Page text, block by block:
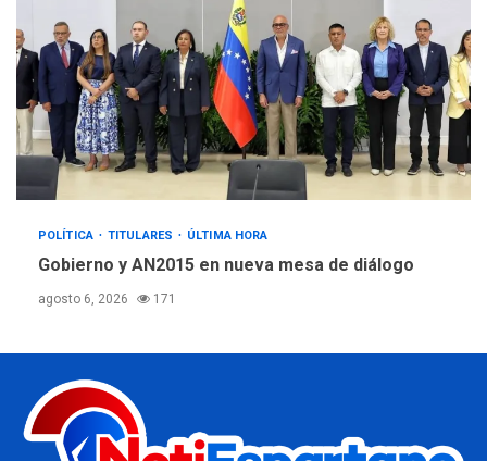
POLÍTICA TITULARES ÚLTIMA HORA
Gobierno y AN2015 en nueva mesa de diálogo
agosto 6, 2026 171